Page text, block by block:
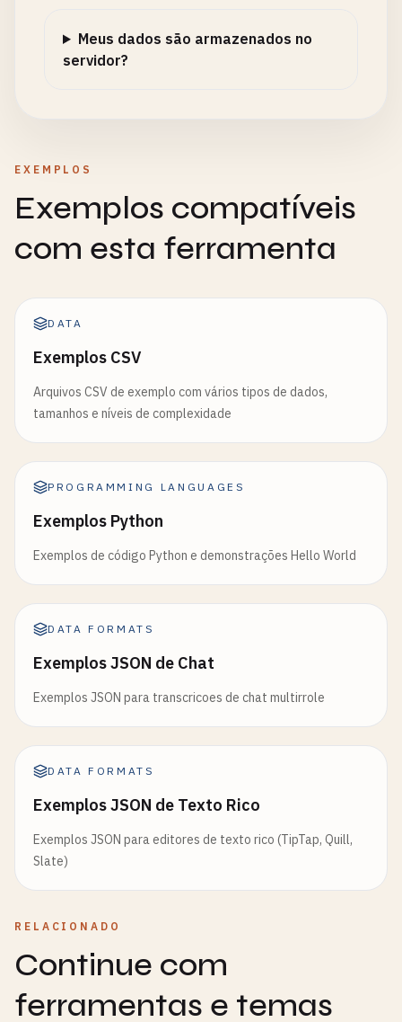
Meus dados são armazenados no
servidor?
EXEMPLOS
Exemplos compatíveis
com esta ferramenta
DATA
Exemplos CSV
Arquivos CSV de exemplo com vários tipos de dados,
tamanhos e níveis de complexidade
PROGRAMMING LANGUAGES
Exemplos Python
Exemplos de código Python e demonstrações Hello World
DATA FORMATS
Exemplos JSON de Chat
Exemplos JSON para transcricoes de chat multirrole
DATA FORMATS
Exemplos JSON de Texto Rico
Exemplos JSON para editores de texto rico (TipTap, Quill,
Slate)
RELACIONADO
Continue com
ferramentas e temas